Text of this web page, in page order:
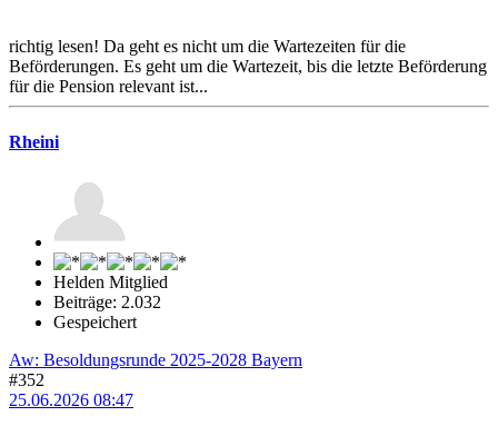
richtig lesen! Da geht es nicht um die Wartezeiten für die
Beförderungen. Es geht um die Wartezeit, bis die letzte Beförderung
für die Pension relevant ist...
Rheini
Helden Mitglied
Beiträge: 2.032
Gespeichert
Aw: Besoldungsrunde 2025-2028 Bayern
#352
25.06.2026 08:47